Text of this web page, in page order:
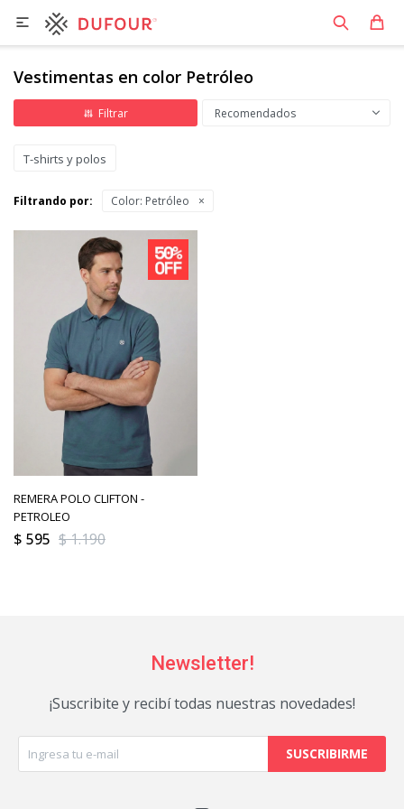

Vestimentas en color Petróleo
Recomendados
T-shirts y polos
Filtrando por: Color: Petróleo
REMERA POLO CLIFTON -
PETROLEO
$ 595 $1.190
Newsletter!
¡Suscribite y recibí todas nuestras novedades!
SUSCRIBIRME